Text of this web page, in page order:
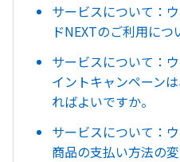
サービスについて：
ドNEXTのご利用につ
サービスについて：
イントキャンペーン
ればよいですか。
サービスについて：
商品の支払い方法の